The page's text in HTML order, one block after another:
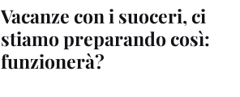
Vacanze con i suoceri, ci
stiamo preparando così:
funzionerà?